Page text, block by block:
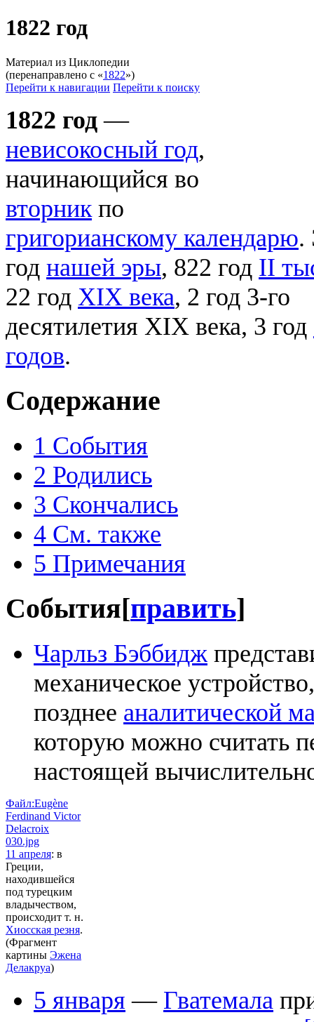
1822 год
Материал из Циклопедии
(перенаправлено с «1822»)
Перейти к навигации Перейти к поиску
1822 год —
невисокосный год,
начинающийся во
вторник по
григорианскому календарю.
год нашей эры, 822 год II
22 год XIX века, 2 год 3-го
десятилетия XIX века, 3 год
годов.
Содержание
1 События
2 Родились
3 Скончались
4 См. также
5 Примечания
События[править]
Чарльз Бэббидж
механическое
позднее аналитической
которую можно считать
настоящей
Файл:Eugène
Ferdinand Victor
Delacroix
030.jpg
11 апреля: в
Греции,
находившейся
под турецким
владычеством,
происходит т. н.
Хиосская резня.
(Фрагмент
картины Эжена
Делакруа)
5 января — Гватемала